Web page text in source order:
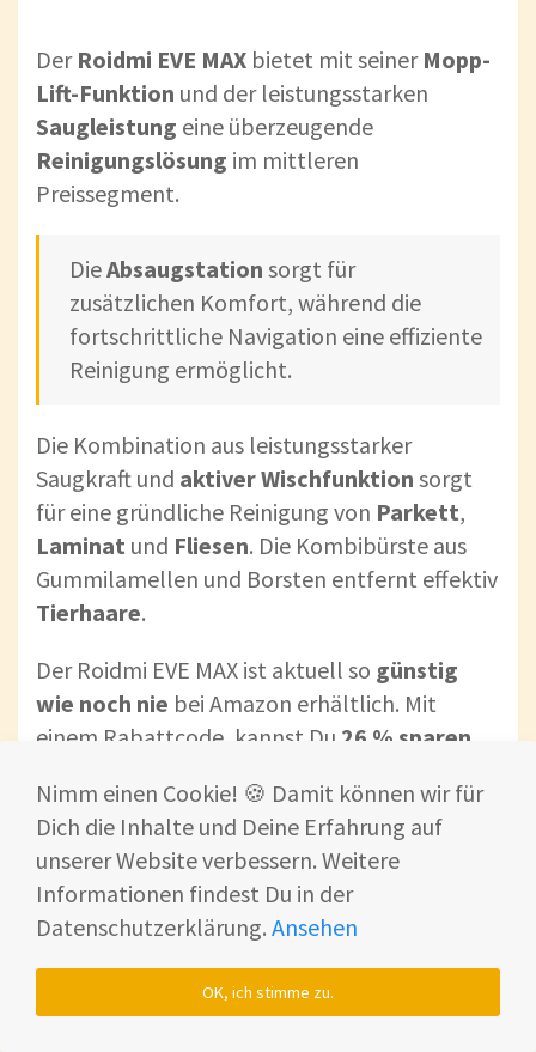
Der Roidmi EVE MAX bietet mit seiner Mopp-
Lift-Funktion und der leistungsstarken
Saugleistung eine überzeugende
Reinigungslösung im mittleren
Preissegment.
DieAbsaugstation sorgt für
zusätzlichen Komfort, während die
fortschrittliche Navigation eine effiziente
Reinigung ermöglicht.
Die Kombination aus leistungsstarker
Saugkraft und aktiver Wischfunktion sorgt
für eine gründliche Reinigung von Parkett,
Laminat und Fliesen. Die Kombibürste aus
Gummilamellen und Borsten entfernt effektiv
Tierhaare.
Der Roidmi EVE MAX ist aktuell so günstig
wie noch nie bei Amazon erhältlich. Mit
einem Rabattcode, kannst Du 26 % sparen
DiesesAngebot macht das Modell
unglaublich preiswertund zu einem Must-
have für alleSparfüchse!
Nimm einen Cookie! 🍪 Damit können wir für
Dich die Inhalte und Deine Erfahrung auf
unserer Website verbessern. Weitere
Informationen findest Du in der
Datenschutzerklärung. Ansehen
OK, ich stimme zu.